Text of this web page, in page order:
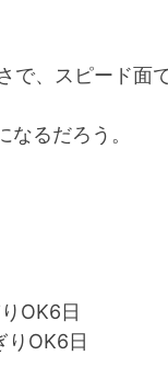
で、スピード
るだろう。
OK6日
OK6日